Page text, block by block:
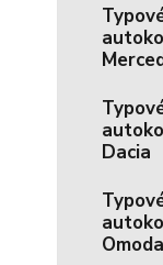
Dacia
Omoda